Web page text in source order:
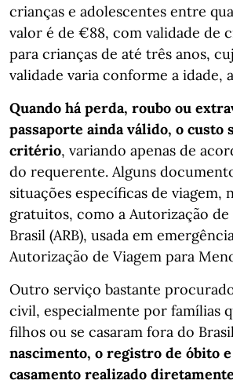
crianças e adolescentes entre
valor é de €88, com validade de
para crianças de até três anos,
validade varia conforme a idade,
Quando há perda, roubo ou
passaporte ainda válido, o custo
critério, variando apenas de
do requerente. Alguns
situações específicas de viagem,
gratuitos, como a Autorização de
Brasil (ARB), usada em
Autorização de Viagem para
Outro serviço bastante
civil, especialmente por famílias
filhos ou se casaram fora do
nascimento, o registro de óbito
casamento realizado